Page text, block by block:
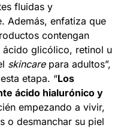
fluidas y
Además, enfatiza que
contengan
ácido glicólico, retinol u
skincarepara adultos”,
etapa. “Los
ácido hialurónico y
empezando a vivir,
o desmanchar su piel